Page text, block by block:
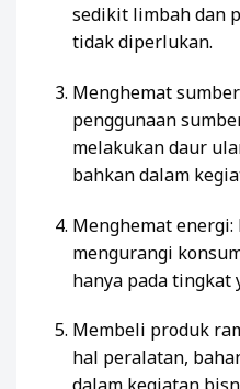
sedikit limbah dan
tidak diperlukan.
Menghemat
penggunaan
melakukan daur
bahkan dalam
Menghemat energi:
mengurangi
hanya pada tingkat
Membeli produk
hal peralatan,